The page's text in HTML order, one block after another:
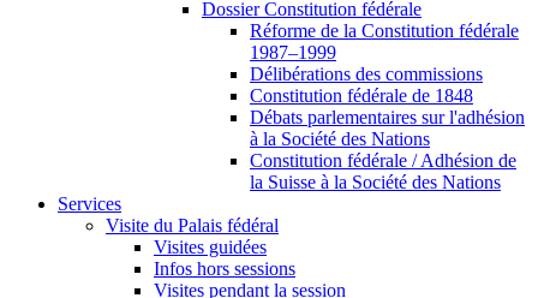
Dossier Constitution fédérale
Réforme de la Constitution fédérale
1987–1999
Délibérations des commissions
Constitution fédérale de 1848
Débats parlementaires sur l'adhésion
à la Société des Nations
Constitution fédérale / Adhésion de
la Suisse à la Société des Nations
Services
Visite du Palais fédéral
Visites guidées
Infos hors sessions
Visites pendant la session